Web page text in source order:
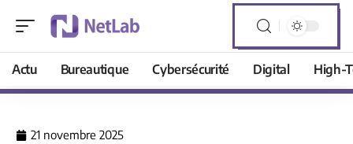
Actu Bureautique Cybersécurité Digital High-
21 novembre 2025